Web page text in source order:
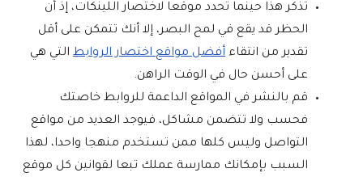
تذكر هذا حينما تحدد موقعا لاختصار اللينكات، إذ أن
الحظر قد يقع في لمح البصر، إلا أنك تتمكن على أقل
تقدير من انتقاء أفضل مواقع اختصار الروابط التي هي
على أحسن حال في الوقت الراهن.
قم بالنشر في المواقع الداعمة للروابط خاصتك
فحسب ولا تتضمن مشاكل، فيوجد العديد من مواقع
التواصل وليس كلها ممن تستخدم منهجا واحدا، لهذا
السبب بإمكانك ممارسة عملك تبعا لقوانين كل موقع